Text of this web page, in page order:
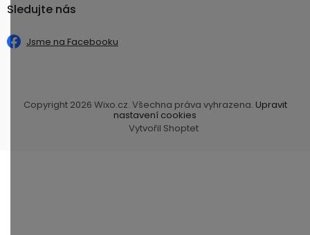
Sledujte nás
Jsme na Facebooku
Vytvořil Shoptet
Copyright 2026 Wixo.cz. Všechna práva vyhrazena. Upravit
nastavení cookies